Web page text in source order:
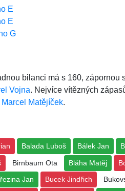
E
E
G
bilanci má s 160, zápornou
Vojna. Nejvíce vítězných
Marcel Matějíček.
Balada Luboš Bálek Jan
Birnbaum Ota Bláha Matěj
Jan Bucek Jindřich